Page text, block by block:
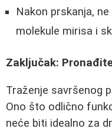
Nakon prskanja,
molekule mirisa i
Zaključak:
Traženje savršenog
Ono što odlično
neće biti idealno za